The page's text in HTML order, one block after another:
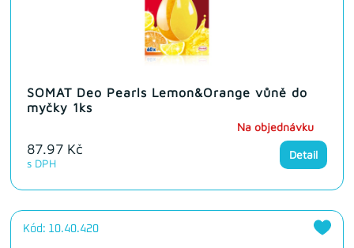
SOMAT Deo Pearls Lemon&Orange vůně do
myčky 1ks
87.97 Kč
s DPH
Na objednávku
Detail
Kód: 10.40.420